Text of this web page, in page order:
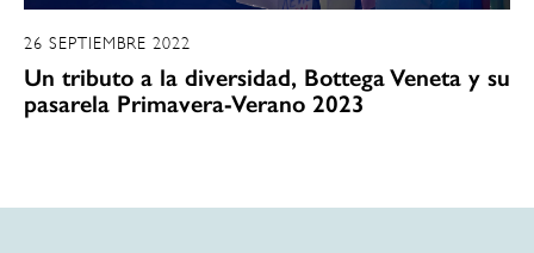
26 SEPTIEMBRE 2022
Un tributo a la diversidad, Bottega Veneta y su
pasarela Primavera-Verano 2023